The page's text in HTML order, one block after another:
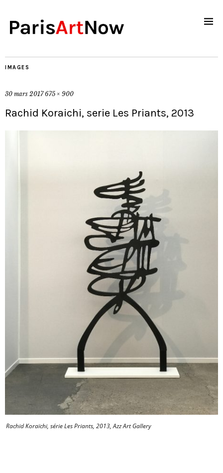
IMAGES
30 mars 2017 675 × 900
Rachid Koraichi, serie Les Priants, 2013
Rachid Koraïchi, série Les Priants, 2013, Azz Art Gallery